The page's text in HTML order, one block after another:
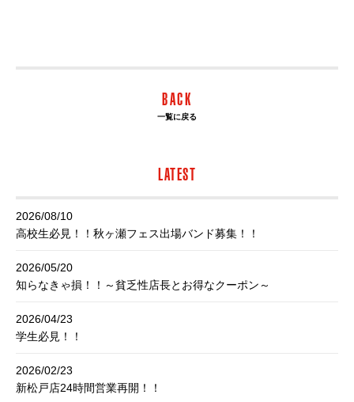
BACK
一覧に戻る
LATEST
2026/08/10
高校生必見！！秋ヶ瀬フェス出場バンド募集！！
2026/05/20
知らなきゃ損！！～貧乏性店長とお得なクーポン～
2026/04/23
学生必見！！
2026/02/23
新松戸店24時間営業再開！！